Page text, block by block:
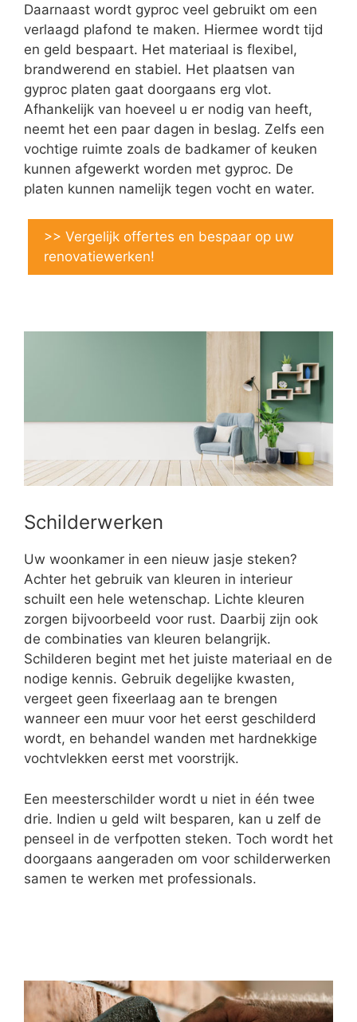
Daarnaast wordt gyproc veel gebruikt om een
verlaagd plafond te maken. Hiermee wordt tijd
en geld bespaart. Het materiaal is flexibel,
brandwerend en stabiel. Het plaatsen van
gyproc platen gaat doorgaans erg vlot.
Afhankelijk van hoeveel u er nodig van heeft,
neemt het een paar dagen in beslag. Zelfs een
vochtige ruimte zoals de badkamer of keuken
kunnen afgewerkt worden met gyproc. De
platen kunnen namelijk tegen vocht en water.
>> Vergelijk offertes en bespaar op uw
renovatiewerken!
Schilderwerken
Uw woonkamer in een nieuw jasje steken?
Achter het gebruik van kleuren in interieur
schuilt een hele wetenschap. Lichte kleuren
zorgen bijvoorbeeld voor rust. Daarbij zijn ook
de combinaties van kleuren belangrijk.
Schilderen begint met het juiste materiaal en de
nodige kennis. Gebruik degelijke kwasten,
vergeet geen fixeerlaag aan te brengen
wanneer een muur voor het eerst geschilderd
wordt, en behandel wanden met hardnekkige
vochtvlekken eerst met voorstrijk.
Een meesterschilder wordt u niet in één twee
drie. Indien u geld wilt besparen, kan u zelf de
penseel in de verfpotten steken. Toch wordt het
doorgaans aangeraden om voor schilderwerken
samen te werken met professionals.